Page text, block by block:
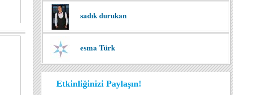
sadık durukan
esma Türk
Etkinliğinizi Paylaşın!